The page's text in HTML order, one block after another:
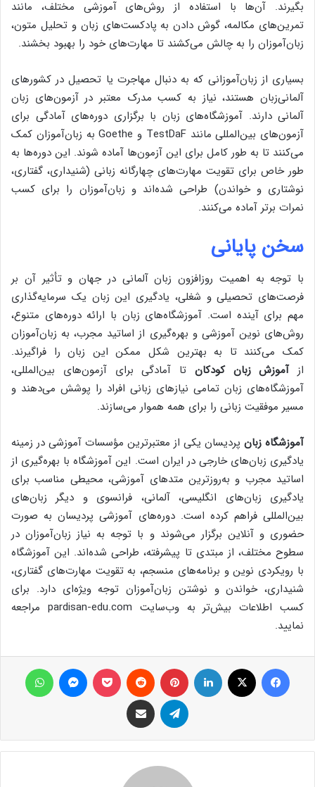
بگیرند. آن‌ها با استفاده از روش‌های آموزشی مختلف، مانند
تمرین‌های مکالمه، گوش دادن به پادکست‌های زبان و تحلیل متون،
زبان‌آموزان را به چالش می‌کشند تا مهارت‌های خود را بهبود بخشند.
بسیاری از زبان‌آموزانی که به دنبال مهاجرت یا تحصیل در کشورهای
آلمانی‌زبان هستند، نیاز به کسب مدرک معتبر در آزمون‌های زبان
آلمانی دارند. آموزشگاه‌های زبان با برگزاری دوره‌های آمادگی برای
آزمون‌های بین‌المللی مانند TestDaF و Goethe به زبان‌آموزان کمک
می‌کنند تا به طور کامل برای این آزمون‌ها آماده شوند. این دوره‌ها به
طور خاص برای تقویت مهارت‌های چهارگانه زبانی (شنیداری، گفتاری،
نوشتاری و خواندن) طراحی شده‌اند و زبان‌آموزان را برای کسب
نمرات برتر آماده می‌کنند.
سخن پایانی
با توجه به اهمیت روزافزون زبان آلمانی در جهان و تأثیر آن بر
فرصت‌های تحصیلی و شغلی، یادگیری این زبان یک سرمایه‌گذاری
مهم برای آینده است. آموزشگاه‌های زبان با ارائه دوره‌های متنوع،
روش‌های نوین آموزشی و بهره‌گیری از اساتید مجرب، به زبان‌آموزان
کمک می‌کنند تا به بهترین شکل ممکن این زبان را فراگیرند.
ازآموزش زبان کودکان تا آمادگی برای آزمون‌های بین‌المللی،
آموزشگاه‌های زبان تمامی نیازهای زبانی افراد را پوشش می‌دهند و
مسیر موفقیت زبانی را برای همه هموار می‌سازند.
آموزشگاه زبان پردیسان یکی از معتبرترین مؤسسات آموزشی در زمینه
یادگیری زبان‌های خارجی در ایران است. این آموزشگاه با بهره‌گیری از
اساتید مجرب و به‌روزترین متدهای آموزشی، محیطی مناسب برای
یادگیری زبان‌های انگلیسی، آلمانی، فرانسوی و دیگر زبان‌های
بین‌المللی فراهم کرده است. دوره‌های آموزشی پردیسان به صورت
حضوری و آنلاین برگزار می‌شوند و با توجه به نیاز زبان‌آموزان در
سطوح مختلف، از مبتدی تا پیشرفته، طراحی شده‌اند. این آموزشگاه
با رویکردی نوین و برنامه‌های منسجم، به تقویت مهارت‌های گفتاری،
شنیداری، خواندن و نوشتن زبان‌آموزان توجه ویژه‌ای دارد. برای
کسب اطلاعات بیش‌تر به وب‌سایت pardisan-edu.com مراجعه
نمایید.